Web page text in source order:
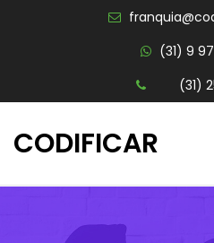
(31) 9
(31)
CODIFICAR